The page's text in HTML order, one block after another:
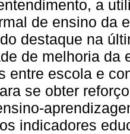
a
de ensino da
destaque na
de melhoria da
entre escola e
se obter
indicadores